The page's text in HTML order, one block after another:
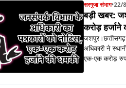
सरगुजा संभाग•22/
बड़ी खबर:
करोड़ हर्जाने
अधिकारी ने
एक-एक करोड़